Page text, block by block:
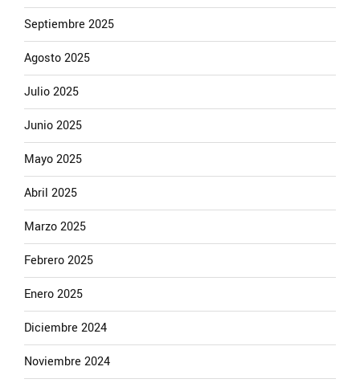
Septiembre 2025
Agosto 2025
Julio 2025
Junio 2025
Mayo 2025
Abril 2025
Marzo 2025
Febrero 2025
Enero 2025
Diciembre 2024
Noviembre 2024